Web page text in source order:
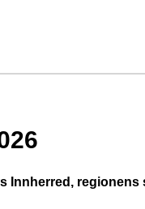
Innherred,